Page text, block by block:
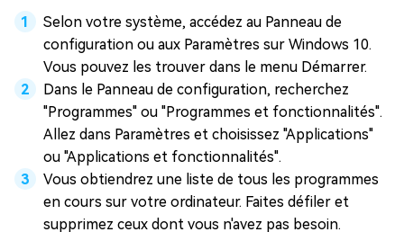
Selon votre système, accédez au Panneau de
configuration ou aux Paramètres sur Windows 10.
Vous pouvez les trouver dans le menu Démarrer.
Dans le Panneau de configuration, recherchez
"Programmes" ou "Programmes et fonctionnalités".
Allez dans Paramètres et choisissez "Applications"
ou "Applications et fonctionnalités".
Vous obtiendrez une liste de tous les programmes
en cours sur votre ordinateur. Faites défiler et
supprimez ceux dont vous n'avez pas besoin.